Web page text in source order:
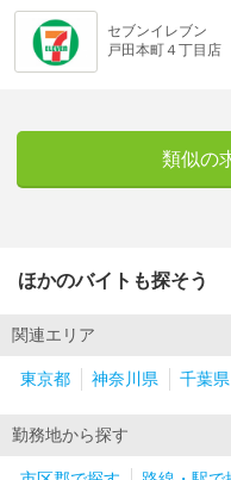
セブンイレブン
戸田本町４丁目店
類似の
ほかのバイトも探そう
関連エリア
東京都 神奈川県 千葉県
勤務地から探す